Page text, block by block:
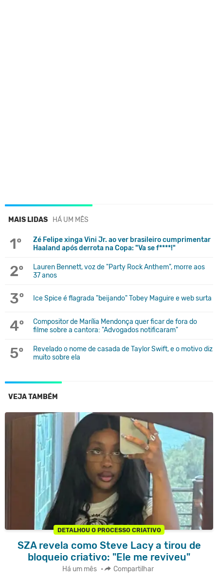
MAIS LIDAS HÁ UM MÊS
1º
Zé Felipe xinga Vini Jr. ao ver brasileiro cumprimentar
Haaland após derrota na Copa: "Va se f****!"
2º
Lauren Bennett, voz de "Party Rock Anthem", morre aos
37 anos
3º Ice Spice é flagrada "beijando" Tobey Maguire e web surta
4º
Compositor de Marília Mendonça quer ficar de fora do
filme sobre a cantora: "Advogados notificaram"
5º
Revelado o nome de casada de Taylor Swift, e o motivo diz
muito sobre ela
VEJA TAMBÉM
DETALHOU O PROCESSO CRIATIVO
SZA revela como Steve Lacy a tirou de
bloqueio criativo: "Ele me reviveu"
Há um mês • Compartilhar